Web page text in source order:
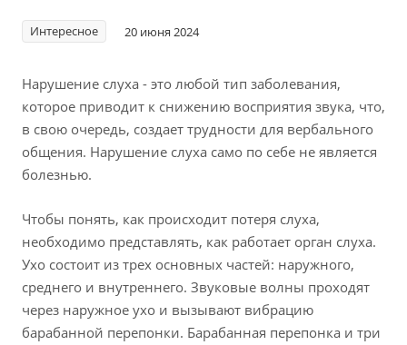
Интересное 20 июня 2024
Нарушение слуха - это любой тип заболевания,
которое приводит к снижению восприятия звука, что,
в свою очередь, создает трудности для вербального
общения. Нарушение слуха само по себе не является
болезнью.
Чтобы понять, как происходит потеря слуха,
необходимо представлять, как работает орган слуха.
Ухо состоит из трех основных частей: наружного,
среднего и внутреннего. Звуковые волны проходят
через наружное ухо и вызывают вибрацию
барабанной перепонки. Барабанная перепонка и три